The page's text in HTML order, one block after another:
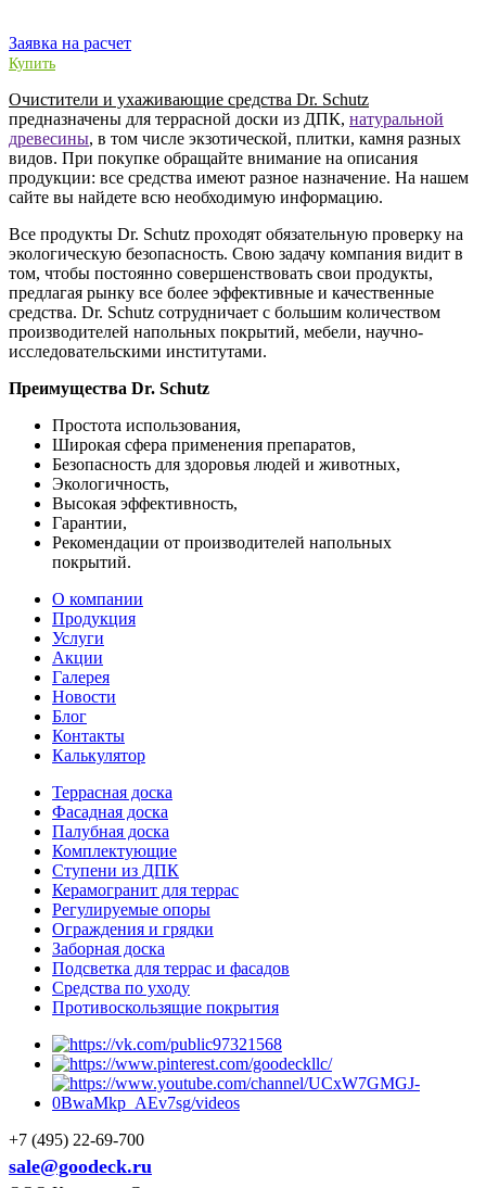
Заявка на расчет
Купить
Очистители и ухаживающие средства Dr. Schutz
предназначены для террасной доски из ДПК, натуральной
древесины, в том числе экзотической, плитки, камня разных
видов. При покупке обращайте внимание на описания
продукции: все средства имеют разное назначение. На нашем
сайте вы найдете всю необходимую информацию.
Все продукты Dr. Schutz проходят обязательную проверку на
экологическую безопасность. Свою задачу компания видит в
том, чтобы постоянно совершенствовать свои продукты,
предлагая рынку все более эффективные и качественные
средства. Dr. Schutz сотрудничает с большим количеством
производителей напольных покрытий, мебели, научно-
исследовательскими институтами.
Преимущества Dr. Schutz
Простота использования,
Широкая сфера применения препаратов,
Безопасность для здоровья людей и животных,
Экологичность,
Высокая эффективность,
Гарантии,
Рекомендации от производителей напольных
покрытий.
О компании
Продукция
Услуги
Акции
Галерея
Новости
Блог
Контакты
Калькулятор
Террасная доска
Фасадная доска
Палубная доска
Комплектующие
Ступени из ДПК
Керамогранит для террас
Регулируемые опоры
Ограждения и грядки
Заборная доска
Подсветка для террас и фасадов
Средства по уходу
Противоскользящие покрытия
+7 (495) 22-69-700
sale@goodeck.ru